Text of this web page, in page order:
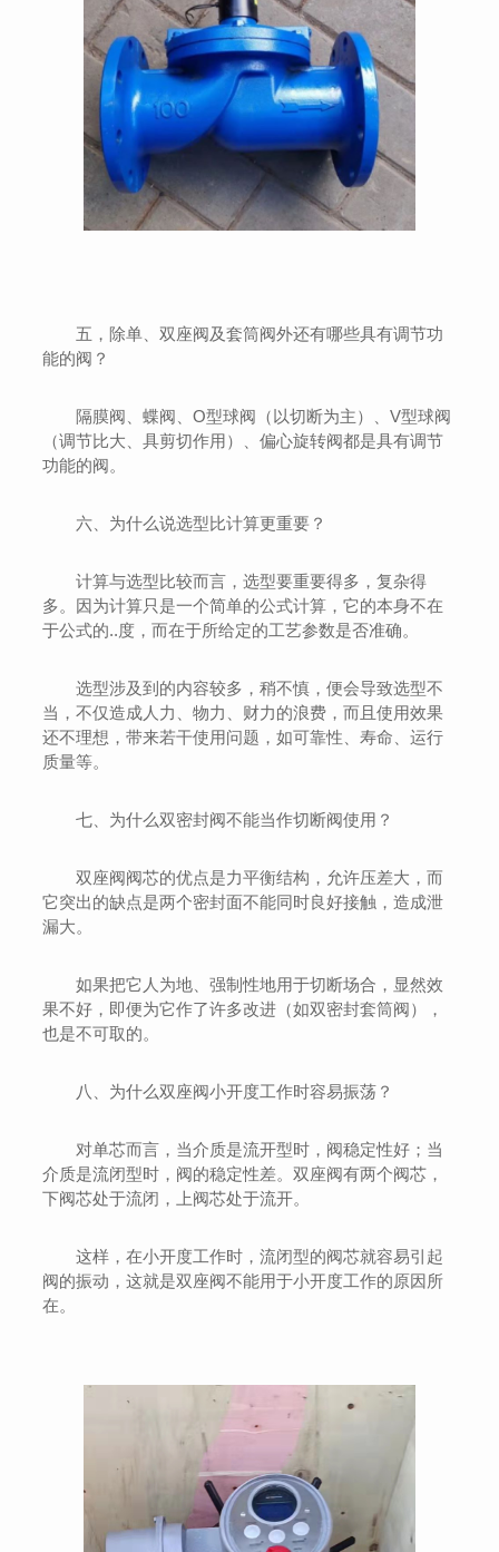
五，除单、双座阀及套筒阀外还有哪些具有调节功
能的阀？
隔膜阀、蝶阀、O型球阀（以切断为主）、V型球阀
（调节比大、具剪切作用）、偏心旋转阀都是具有调节
功能的阀。
六、为什么说选型比计算更重要？
计算与选型比较而言，选型要重要得多，复杂得
多。因为计算只是一个简单的公式计算，它的本身不在
于公式的..度，而在于所给定的工艺参数是否准确。
选型涉及到的内容较多，稍不慎，便会导致选型不
当，不仅造成人力、物力、财力的浪费，而且使用效果
还不理想，带来若干使用问题，如可靠性、寿命、运行
质量等。
七、为什么双密封阀不能当作切断阀使用？
双座阀阀芯的优点是力平衡结构，允许压差大，而
它突出的缺点是两个密封面不能同时良好接触，造成泄
漏大。
如果把它人为地、强制性地用于切断场合，显然效
果不好，即便为它作了许多改进（如双密封套筒阀），
也是不可取的。
八、为什么双座阀小开度工作时容易振荡？
对单芯而言，当介质是流开型时，阀稳定性好；当
介质是流闭型时，阀的稳定性差。双座阀有两个阀芯，
下阀芯处于流闭，上阀芯处于流开。
这样，在小开度工作时，流闭型的阀芯就容易引起
阀的振动，这就是双座阀不能用于小开度工作的原因所
在。